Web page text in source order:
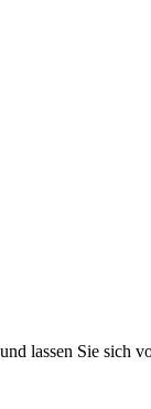
lassen Sie sich